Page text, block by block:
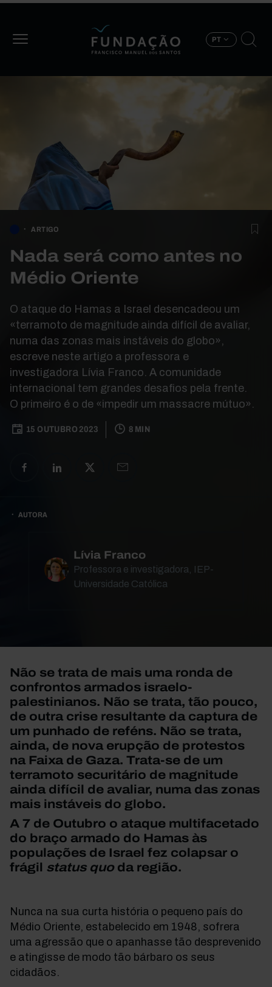
PT
ARTIGO
Nada será como antes no
Médio Oriente
O ataque do Hamas a Israel desencadeou um
«terramoto de magnitude ainda difícil de avaliar,
numa das zonas mais instáveis do globo»,
escreve neste artigo a professora e
investigadora Lívia Franco. A comunidade
internacional tem grandes desafios pela frente.
O primeiro é o de «impedir um massacre mútuo».
15 OUTUBRO 2023 8 MIN
AUTORA
Lívia Franco
Professora e investigadora, IEP-
Universidade Católica
Não se trata de mais uma ronda de
confrontos armados israelo-
palestinianos. Não se trata, tão pouco,
de outra crise resultante da captura de
um punhado de reféns. Não se trata,
ainda, de nova erupção de protestos
na Faixa de Gaza. Trata-se de um
terramoto securitário de magnitude
ainda difícil de avaliar, numa das zonas
mais instáveis do globo.
A 7 de Outubro o ataque multifacetado
do braço armado do Hamas às
populações de Israel fez colapsar o
frágil status quo da região.
Nunca na sua curta história o pequeno país do
Médio Oriente, estabelecido em 1948, sofrera
uma agressão que o apanhasse tão desprevenido
e atingisse de modo tão bárbaro os seus
cidadãos.